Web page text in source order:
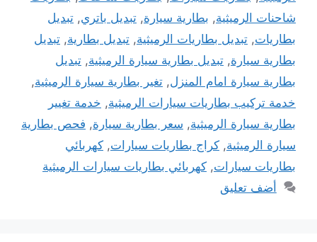
شاحنات الرميثية, بطارية سيارة, تبديل باتري, تبديل
بطاريات, تبديل بطاريات الرميثية, تبديل بطارية, تبديل
بطارية سيارة, تبديل بطارية سيارة الرميثية, تبديل
بطارية سيارة امام المنزل, تغير بطارية سيارة الرميثية,
خدمة تركيب بطاريات سيارات الرميثية, خدمة تغيير
بطارية سيارة الرميثية, سعر بطارية سيارة, فحص بطارية
سيارة الرميثية, كراج بطاريات سيارات, كهربائي
بطاريات سيارات, كهربائي بطاريات سيارات الرميثية
أضف تعليق